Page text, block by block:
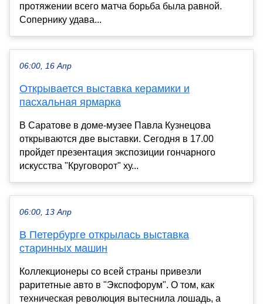
протяжении всего матча борьба была равной.
Сопернику удава...
06:00, 16 Апр
Открывается выставка керамики и
пасхальная ярмарка
В Саратове в доме-музее Павла Кузнецова
открываются две выставки. Сегодня в 17.00
пройдет презентация экспозиции гончарного
искусства "Круговорот" ху...
06:00, 13 Апр
В Петербурге открылась выставка
старинных машин
Коллекционеры со всей страны привезли
раритетные авто в "Экспофорум". О том, как
техническая революция вытеснила лошадь, а